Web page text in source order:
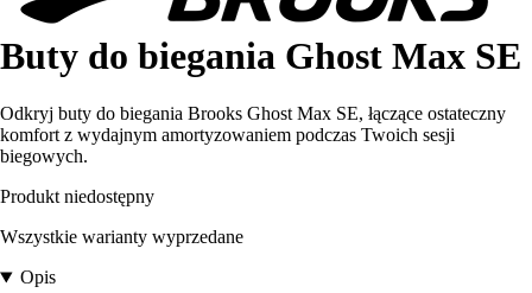
Buty do biegania Ghost Max SE
Odkryj buty do biegania Brooks Ghost Max SE, łączące ostateczny
komfort z wydajnym amortyzowaniem podczas Twoich sesji
biegowych.
Produkt niedostępny
Wszystkie warianty wyprzedane
Opis